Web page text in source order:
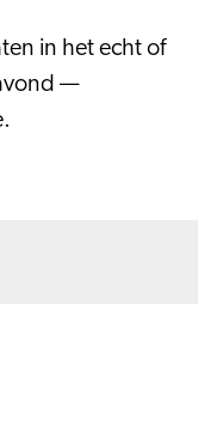
in het echt of
—